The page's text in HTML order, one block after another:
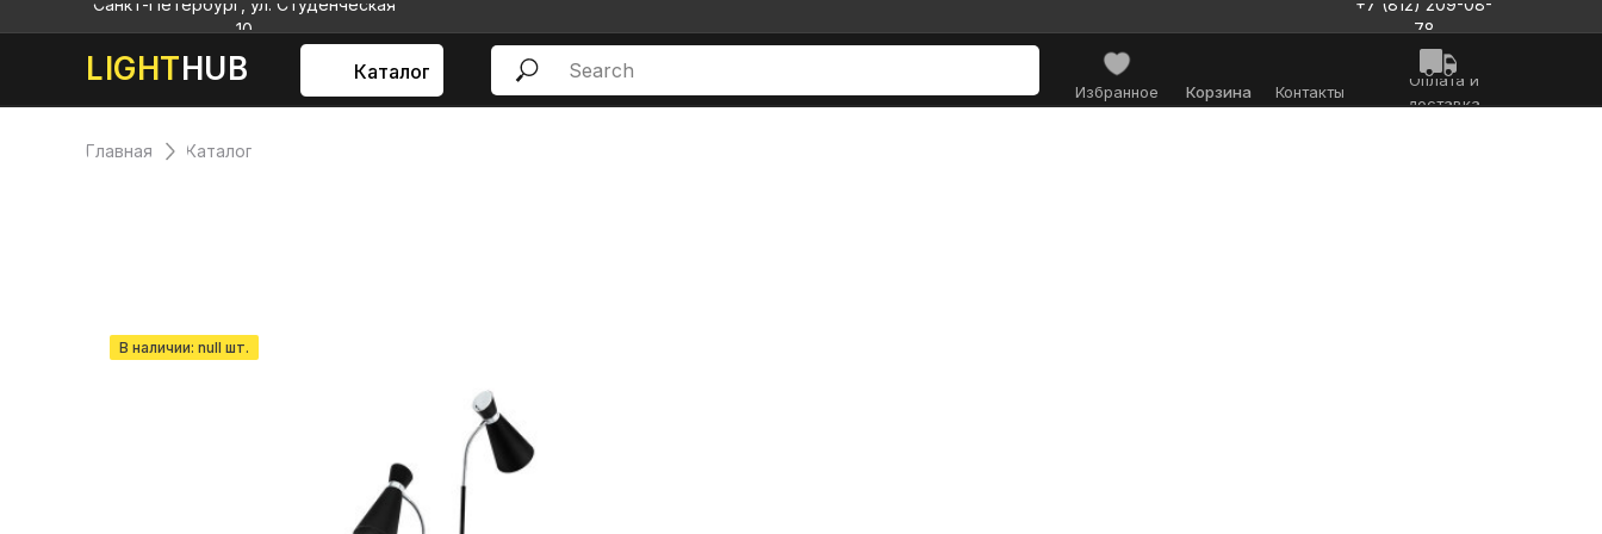
LIGHTHUB
+7 (812) 209-08-
78
Санкт-Петербург, ул. Студенческая
10
Оплата и
доставка
Контакты
Избранное
Каталог
Корзина
Каталог
Главная